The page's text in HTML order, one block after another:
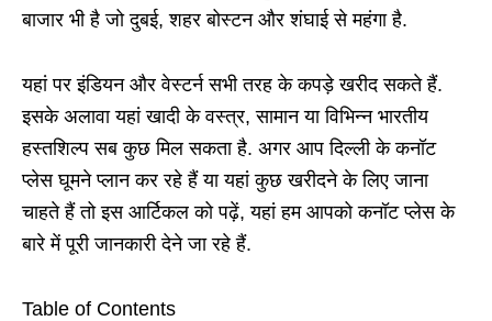
बाजार भी है जो दुबई, शहर बोस्टन और शंघाई से महंगा है.
यहां पर इंडियन और वेस्टर्न सभी तरह के कपड़े खरीद सकते हैं.
इसके अलावा यहां खादी के वस्त्र, सामान या विभिन्न भारतीय
हस्तशिल्प सब कुछ मिल सकता है. अगर आप दिल्ली के कनॉट
प्लेस घूमने प्लान कर रहे हैं या यहां कुछ खरीदने के लिए जाना
चाहते हैं तो इस आर्टिकल को पढ़ें, यहां हम आपको कनॉट प्लेस के
बारे में पूरी जानकारी देने जा रहे हैं.
Table of Contents